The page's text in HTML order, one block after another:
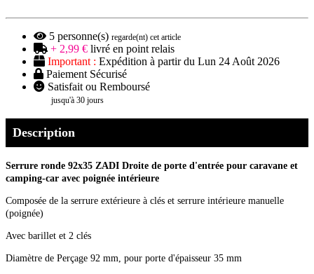
5 personne(s) regarde(nt) cet article
+ 2,99 € livré en point relais
Important : Expédition à partir du Lun 24 Août 2026
Paiement Sécurisé
Satisfait ou Remboursé
jusqu'à 30 jours
Description
Serrure ronde 92x35 ZADI Droite de porte d'entrée pour caravane et
camping-car avec poignée intérieure
Composée de la serrure extérieure à clés et serrure intérieure manuelle
(poignée)
Avec barillet et 2 clés
Diamètre de Perçage 92 mm, pour porte d'épaisseur 35 mm